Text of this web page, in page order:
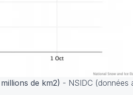
de km2) - NSIDC (données